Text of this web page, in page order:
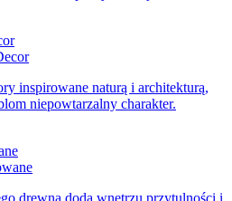
inspirowane naturą i architekturą,
niepowtarzalny charakter.
drewna doda wnętrzu przytulności i